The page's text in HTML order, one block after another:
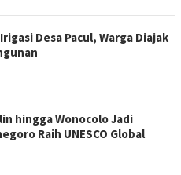
Desa Pacul, Warga Diajak
hingga Wonocolo Jadi
Raih UNESCO Global